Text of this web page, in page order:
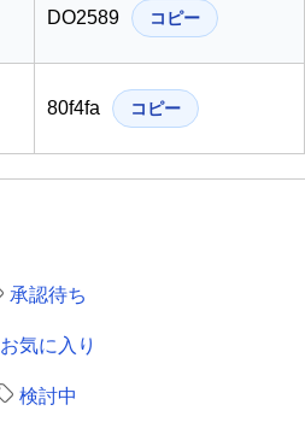
DO2589 コピー
80f4fa コピー
承認待ち
お気に入り
検討中